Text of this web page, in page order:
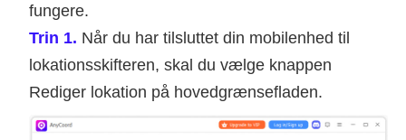
fungere.
Trin 1. Når du har tilsluttet din mobilenhed til
lokationsskifteren, skal du vælge knappen
Rediger lokation på hovedgrænsefladen.